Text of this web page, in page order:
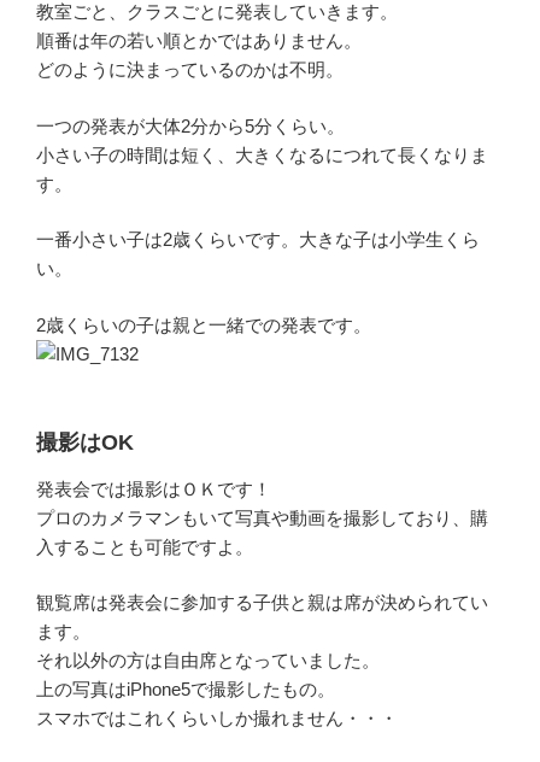
教室ごと、クラスごとに発表していきます。
順番は年の若い順とかではありません。
どのように決まっているのかは不明。
一つの発表が大体2分から5分くらい。
小さい子の時間は短く、大きくなるにつれて長くなりま
す。
一番小さい子は2歳くらいです。大きな子は小学生くら
い。
2歳くらいの子は親と一緒での発表です。
撮影はOK
発表会では撮影はＯＫです！
プロのカメラマンもいて写真や動画を撮影しており、購
入することも可能ですよ。
観覧席は発表会に参加する子供と親は席が決められてい
ます。
それ以外の方は自由席となっていました。
上の写真はiPhone5で撮影したもの。
スマホではこれくらいしか撮れません・・・